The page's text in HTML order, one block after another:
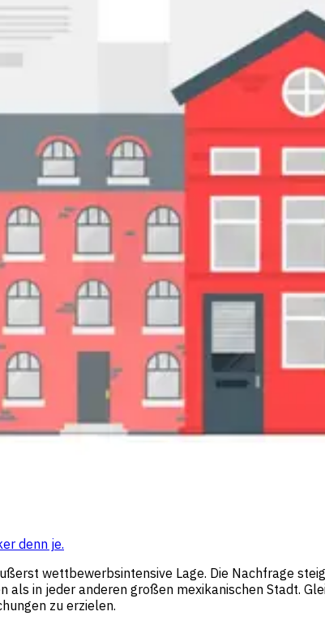
denn je.
wettbewerbsintensive Lage. Die Nachfrage
in jeder anderen großen mexikanischen Stadt.
zu erzielen.